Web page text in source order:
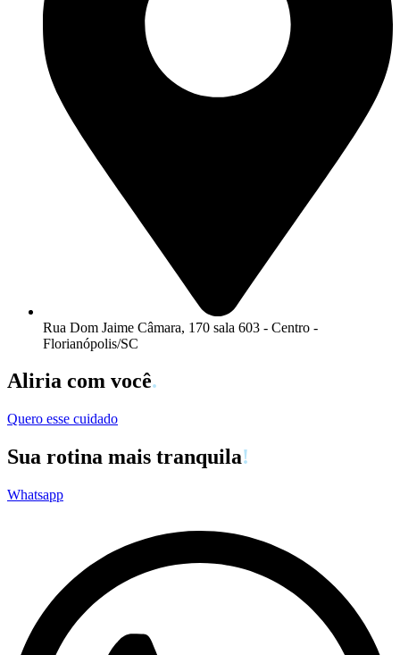
Rua Dom Jaime Câmara, 170 sala 603 - Centro -
Florianópolis/SC
Aliria com você.
Quero esse cuidado
Sua rotina mais tranquila!
Whatsapp